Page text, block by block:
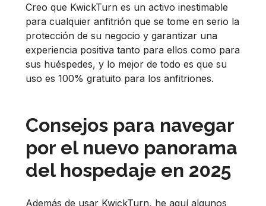
Creo que KwickTurn es un activo inestimable
para cualquier anfitrión que se tome en serio la
protección de su negocio y garantizar una
experiencia positiva tanto para ellos como para
sus huéspedes, y lo mejor de todo es que su
uso es 100% gratuito para los anfitriones.
Consejos para navegar
por el nuevo panorama
del hospedaje en 2025
Además de usar KwickTurn, he aquí algunos